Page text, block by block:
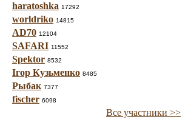
haratoshka 17292
worldriko 14815
AD70 12104
SAFARI 11552
Spektor 8532
Ігор Кузьменко 8485
Рыбак 7377
fischer 6098
Все участники >>